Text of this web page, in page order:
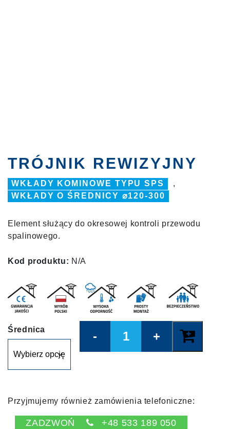
TRÓJNIK REWIZYJNY
WKŁADY KOMINOWE TYPU SPS
,
WKŁADY O ŚREDNICY ⌀120-300
Element służący do okresowej kontroli przewodu
spalinowego.
Kod produktu: N/A
Średnica
Przyjmujemy również zamówienia telefoniczne:
ZADZWOŃ +48 533 189 050